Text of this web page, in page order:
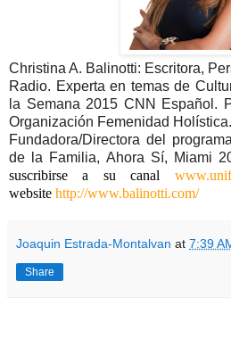
Christina A. Balinotti: Escritora,
Radio. Experta en temas de
la Semana 2015 CNN Español.
Organización Femenidad Holística.
Fundadora/Directora del
de la Familia, Ahora Sí, Miami
suscribirse a su canal
website http://www.balinotti.com/
Joaquin Estrada-Montalvan at 7:39
Share